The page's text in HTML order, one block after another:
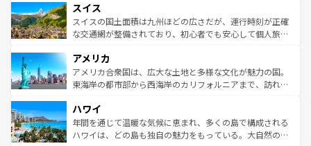
れる地方に足を運ぶとそれぞれで全く異なる文化を体験で
きるだろう。 なお、新着のフランス情報はコンテンツ一覧
を参照してほしい。
は、お酒好きな人にはぜひ体験してほしい。 なお、新着の
ドイツ情報はコンテンツ一覧を参照してほしい。
リアごとに異なる魅力がある。また、優雅なアフタヌーン
ティー、ビール好きにはたまらない英国パブ、サッカー観
戦など、本場だからこそできる体験も豊富。イギリスを旅
ンツ一覧を参照してほしい。
スイス
スイスの国土面積は九州ほどの広さだが、運行時刻が正確
な交通網が整備されており、初心者でも安心して個人旅行
の建物がそのまま残る町や、スイスならではのユニークな
博物館もあり、アルプス観光だけでなく町歩きも満喫する
ことができる。国民の所得が高いため物価も高いが、旅行
ば市内交通費無料で観光を楽しむこともできる。 なお、新
着のスイス情報はコンテンツ一覧 を参照してほしい。
アメリカ
アメリカ合衆国は、広大な土地と多様な文化が魅力の国。
東海岸の都市部から西海岸のカリフォルニアまで、訪れる
のような巨大都市は、観光、ショッピング、エンターテイ
ンメントが詰まった刺激的なスポットだ。一方、アメリカ
西部には大自然が広がり、グランドキャニオンやイエロー
ハワイ
年間を通じて温暖な気候に恵まれ、多くの島で構成される
ハワイは、どの島も独自の魅力をもっている。大自然の神